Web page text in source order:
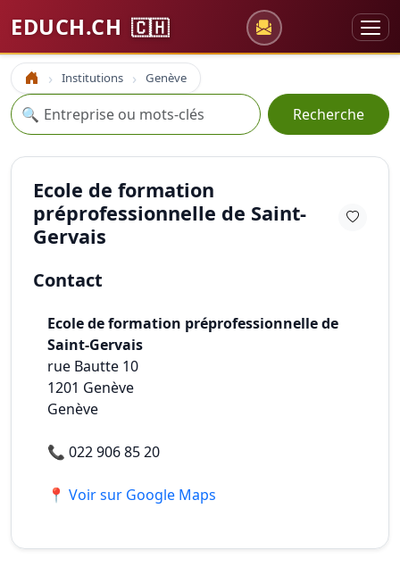
EDUCH.CH 🇨🇭
Accueil Institutions Genève
Recherche
🔍 Recherche
Ecole de formation
préprofessionnelle de Saint-
Gervais
Contact
Ecole de formation préprofessionnelle de
Saint-Gervais
rue Bautte 10
1201 Genève
Genève
📞 022 906 85 20
📍 Voir sur Google Maps